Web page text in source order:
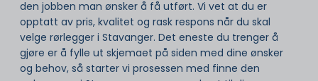
den jobben man ønsker å få utført. Vi vet at du er
opptatt av pris, kvalitet og rask respons når du skal
velge rørlegger i Stavanger. Det eneste du trenger å
gjøre er å fylle ut skjemaet på siden med dine ønsker
og behov, så starter vi prosessen med finne den